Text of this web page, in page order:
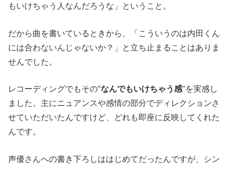
もいけちゃう人なんだろうな」ということ。
だから曲を書いているときから、「こういうのは内田くん
には合わないんじゃないか？」と立ち止まることはありま
せんでした。
レコーディングでもその“なんでもいけちゃう感”を実感し
ました。主にニュアンスや感情の部分でディレクションさ
せていただいたんですけど、どれも即座に反映してくれた
んです。
声優さんへの書き下ろしははじめてだったんですが、シン